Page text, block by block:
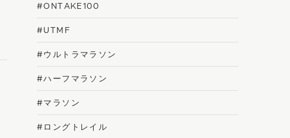
#ONTAKE100
#UTMF
#ウルトラマラソン
#ハーフマラソン
#マラソン
#ロングトレイル